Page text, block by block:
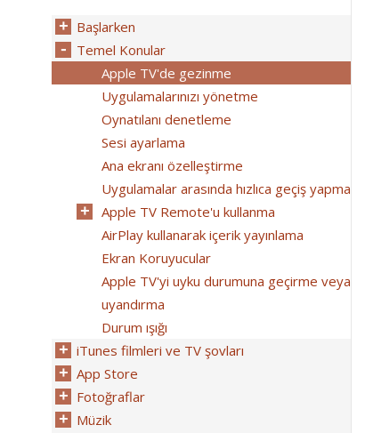
Başlarken
Temel Konular
Apple TV'de gezinme
Uygulamalarınızı yönetme
Oynatılanı denetleme
Sesi ayarlama
Ana ekranı özelleştirme
Uygulamalar arasında hızlıca geçiş yapma
Apple TV Remote'u kullanma
AirPlay kullanarak içerik yayınlama
Ekran Koruyucular
Apple TV'yi uyku durumuna geçirme veya
uyandırma
Durum ışığı
iTunes filmleri ve TV şovları
App Store
Fotoğraflar
Müzik